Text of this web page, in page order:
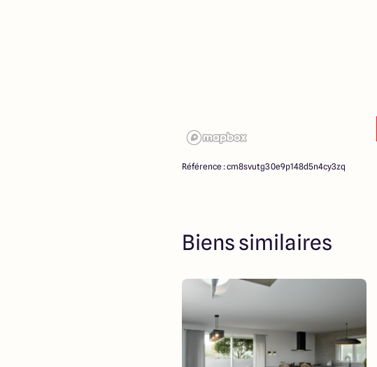
Référence : cm8svutg30e9p148d5n4cy3zq
Biens similaires